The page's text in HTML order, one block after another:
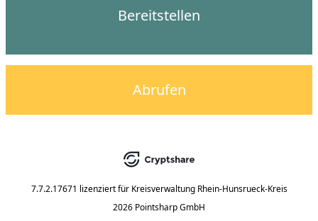
Bereitstellen
Abrufen
7.7.2.17671 lizenziert für Kreisverwaltung Rhein-Hunsrueck-Kreis
2026 Pointsharp GmbH